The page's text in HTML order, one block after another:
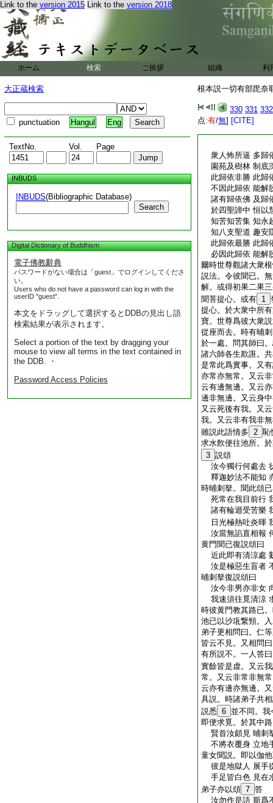
Link to the version 2015 Link to the version 2018
ホーム 検索 ご挨拶 組織 利
大正蔵検索
punctuation Hangul Eng
TextNo. Vol. Page
INBUDS
INBUDS(Bibliographic Database)
Search
Digital Dictionary of Buddhism
電子佛教辭典
パスワードがない場合は「guest」でログインしてくださ
い。
Users who do not have a password can log in with the
userID "guest".
本文をドラッグして選択するとDDBの見出し語
検索結果が表示されます。
Select a portion of the text by dragging your
mouse to view all terms in the text contained in
the DDB. ・
Password Access Policies
根本説一切有部毘奈
330 331 332
点:有/無] [CITE]
衆人怖所逼 多歸
園苑及樹林 制底
此歸依非勝 此歸
不因此歸依 能解
諸有歸依佛 及歸
於四聖諦中 恒以
知苦知苦集 知永
知八支聖道 趣安
此歸依最勝 此歸
必因此歸依 能解
爾時世尊觀諸大衆
説法。令彼聞已。
解。或得初果二果
聞菩提心。或有 1
提心。於大衆中所
寶。世尊爲彼大衆
從座而去。時有晡
於一處。問其師曰
諸六師各生欺誑。
是常此爲實事。又
亦常亦無常。又云
云有邊無邊。又云
邊非無邊。又云身
又云死後有我。又
我。又云非有我非
雖説此語情多 2 恥
求水飮便往池所。
3 説頌
汝今獨行何處去
釋迦妙法不能知
時晡刺拏。聞此頌
死常在我目前行
諸有輪迴受苦樂
日光極熱吐炎暉
汝當無諂直相報
黄門聞已復説頌曰
近此即有清涼處
汝是極惡生盲者
晡刺拏復説頌曰
汝今非男亦非女
我速須往覓清涼
時彼黄門教其路已
池已以沙瓨繋頸。
弟子更相問曰。仁
皆云不見。又相問
有所説不。一人答
實餘皆是虚。又云
常。又云非常非無
云亦有邊亦無邊。
具説。時諸弟子共
説悉 6 並不同。我
即便求覓。於其中
賢首汝頗見 晡刺
不將衣覆身 立地
童女聞説。即以伽
彼是地獄人 展手
手足皆白色 見在
弟子亦以頌 7 答
汝勿作是語 斯爲